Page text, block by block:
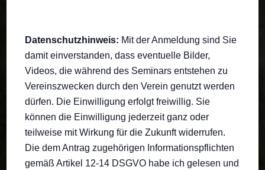
Datenschutzhinweis: Mit der Anmeldung sind Sie
damit einverstanden, dass eventuelle Bilder,
Videos, die während des Seminars entstehen zu
Vereinszwecken durch den Verein genutzt werden
dürfen. Die Einwilligung erfolgt freiwillig. Sie
können die Einwilligung jederzeit ganz oder
teilweise mit Wirkung für die Zukunft widerrufen.
Die dem Antrag zugehörigen Informationspflichten
gemäß Artikel 12-14 DSGVO habe ich gelesen und